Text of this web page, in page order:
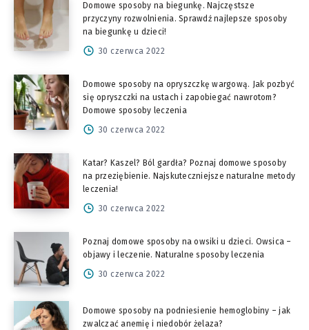
Domowe sposoby na biegunkę. Najczęstsze
przyczyny rozwolnienia. Sprawdź najlepsze sposoby
na biegunkę u dzieci!
30 czerwca 2022
Domowe sposoby na opryszczkę wargową. Jak pozbyć
się opryszczki na ustach i zapobiegać nawrotom?
Domowe sposoby leczenia
30 czerwca 2022
Katar? Kaszel? Ból gardła? Poznaj domowe sposoby
na przeziębienie. Najskuteczniejsze naturalne metody
leczenia!
30 czerwca 2022
Poznaj domowe sposoby na owsiki u dzieci. Owsica –
objawy i leczenie. Naturalne sposoby leczenia
30 czerwca 2022
Domowe sposoby na podniesienie hemoglobiny – jak
zwalczać anemię i niedobór żelaza?